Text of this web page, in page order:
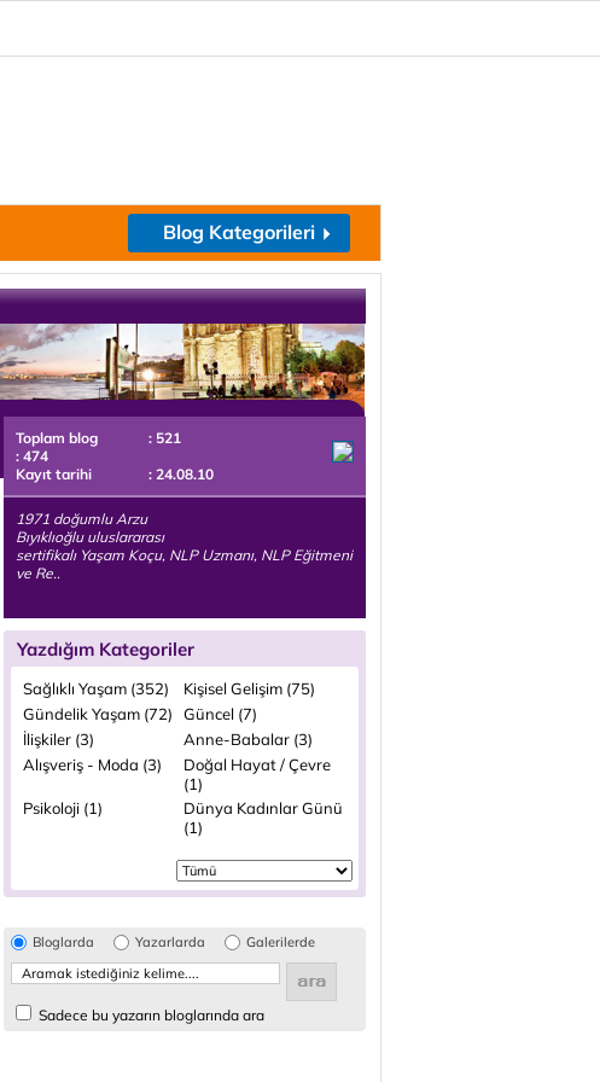
Blog Kategorileri
Toplam blog
: 521
: 474
Kayıt tarihi
: 24.08.10
1971 doğumlu Arzu
Bıyıklıoğlu uluslararası
sertifikalı Yaşam Koçu, NLP Uzmanı, NLP Eğitmeni
ve Re..
Yazdığım Kategoriler
Sağlıklı Yaşam (352)
Kişisel Gelişim (75)
Gündelik Yaşam (72)
Güncel (7)
İlişkiler (3)
Anne-Babalar (3)
Alışveriş - Moda (3)
Doğal Hayat / Çevre
(1)
Psikoloji (1) Dünya Kadınlar Günü
(1)
Bloglarda Yazarlarda Galerilerde
Sadece bu yazarın bloglarında ara